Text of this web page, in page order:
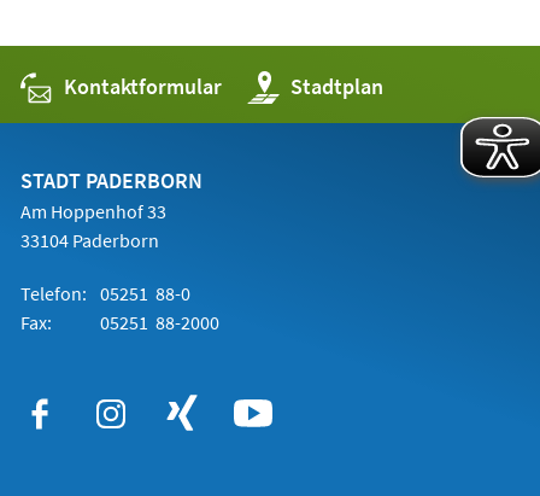
Kontaktformular Stadtplan
(Öffnet
in
einem
STADT PADERBORN
Am Hoppenhof 33
33104 Paderborn
Telefon: 05251 88-0
Fax:
05251 88-2000